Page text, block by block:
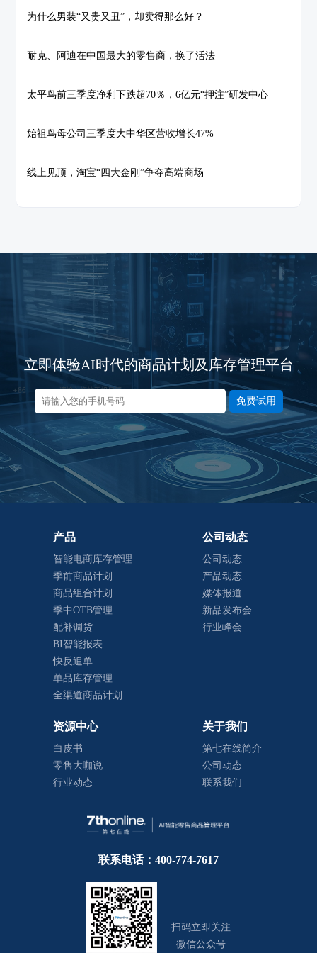
为什么男装“又贵又丑”，却卖得那么好？
耐克、阿迪在中国最大的零售商，换了活法
太平鸟前三季度净利下跌超70％，6亿元“押注”研发中心
始祖鸟母公司三季度大中华区营收增长47%
线上见顶，淘宝“四大金刚”争夺高端商场
立即体验AI时代的商品计划及库存管理平台
免费试用
产品
智能电商库存管理
季前商品计划
商品组合计划
季中OTB管理
配补调货
BI智能报表
快反追单
单品库存管理
全渠道商品计划
公司动态
公司动态
产品动态
媒体报道
新品发布会
行业峰会
资源中心
白皮书
零售大咖说
行业动态
关于我们
第七在线简介
公司动态
联系我们
联系电话：400-774-7617
扫码立即关注
微信公众号